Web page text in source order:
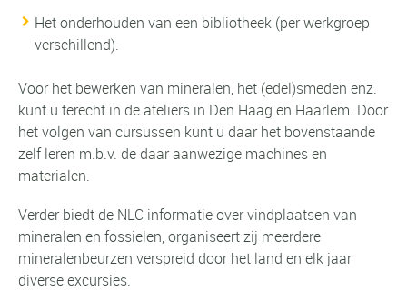
Het onderhouden van een bibliotheek (per werkgroep
verschillend).
Voor het bewerken van mineralen, het (edel)smeden enz.
kunt u terecht in de ateliers in Den Haag en Haarlem. Door
het volgen van cursussen kunt u daar het bovenstaande
zelf leren m.b.v. de daar aanwezige machines en
materialen.
Verder biedt de NLC informatie over vindplaatsen van
mineralen en fossielen, organiseert zij meerdere
mineralenbeurzen verspreid door het land en elk jaar
diverse excursies.